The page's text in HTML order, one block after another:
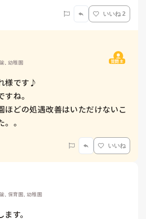
いいね 2
, 幼稚園 質問主
様です♪
ね。
ほどの処遇改善はいただけないこ
。
いいね
, 保育園, 幼稚園
す。